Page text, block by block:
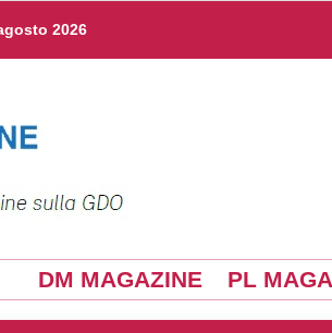
2026
DM MAGAZINE PL